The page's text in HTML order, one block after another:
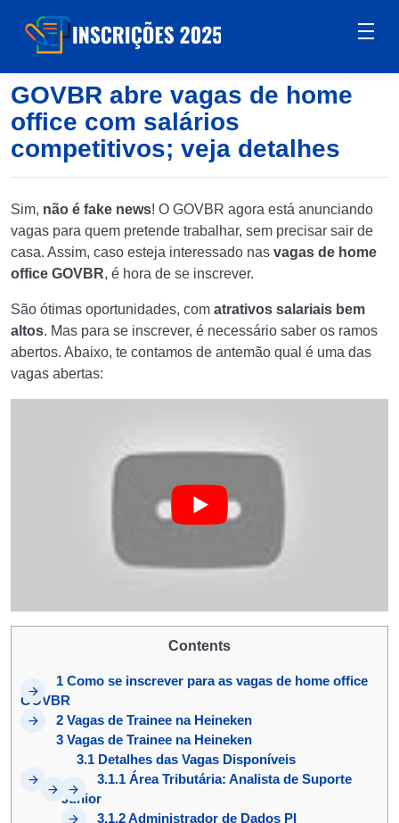
GOVBR abre vagas de home
office com salários
competitivos; veja detalhes
Sim, não é fake news! O GOVBR agora está anunciando
vagas para quem pretende trabalhar, sem precisar sair de
casa. Assim, caso esteja interessado nas vagas de home
office GOVBR, é hora de se inscrever.
São ótimas oportunidades, com atrativos salariais bem
altos. Mas para se inscrever, é necessário saber os ramos
abertos. Abaixo, te contamos de antemão qual é uma das
vagas abertas:
Contents
1 Como se inscrever para as vagas de home office
GOVBR
2 Vagas de Trainee na Heineken
3 Vagas de Trainee na Heineken
3.1Detalhes das Vagas Disponíveis
3.1.1Área Tributária: Analista de Suporte
Júnior
3.1.2Administrador de Dados PI